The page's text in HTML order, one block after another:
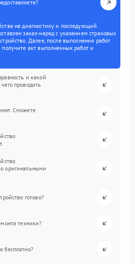
на диагностику и последующий
заказ-наряд с указанием страховых
Далее, после выполнения работ
акт выполненных работ и
и какой
проводить
Сможете
оригинальными
готово?
техники?
бесплатно?